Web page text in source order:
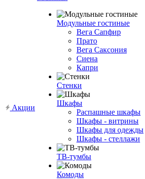
Акции
Модульные гостиные
Вега Сапфир
Прато
Вега Саксония
Сиена
Капри
Стенки
Шкафы
Распашные шкафы
Шкафы - витрины
Шкафы для одежды
Шкафы - стеллажи
ТВ-тумбы
Комоды